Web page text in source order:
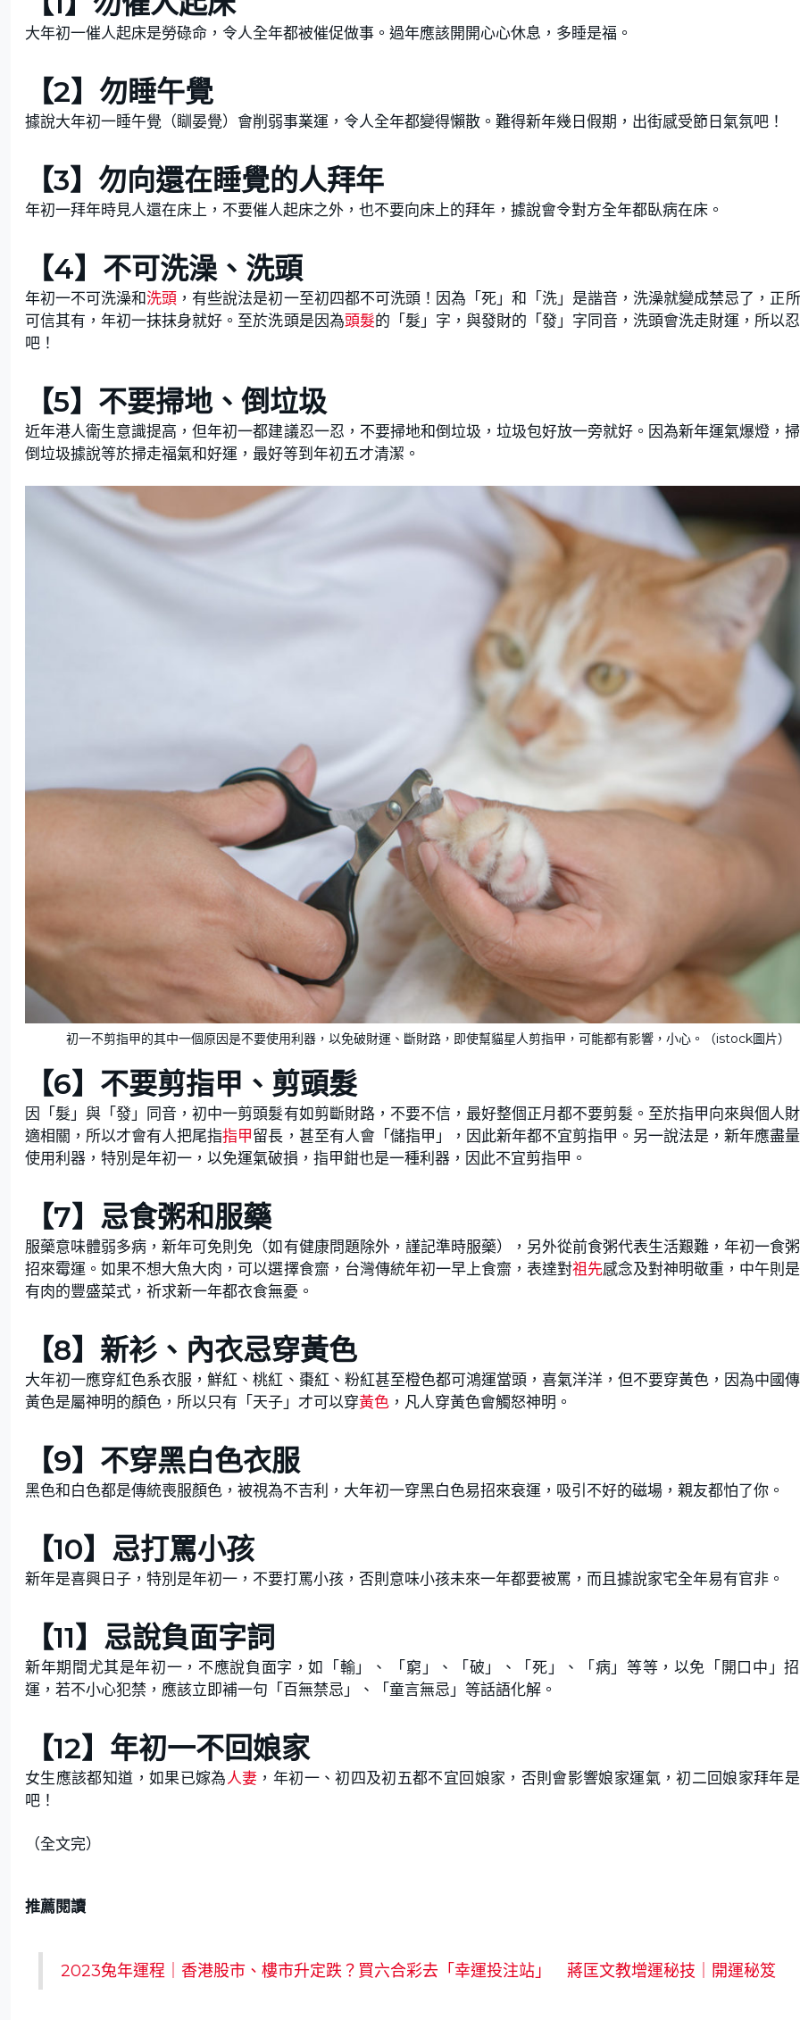
大年初一催人起床是勞碌命，令人全年都被催促做事。過年應該開開心心休息，多睡是福。
【2】勿睡午覺
據說大年初一睡午覺（瞓晏覺）會削弱事業運，令人全年都變得懶散。難得新年幾日假期，出街感受節日氣氛吧！
【3】勿向還在睡覺的人拜年
年初一拜年時見人還在床上，不要催人起床之外，也不要向床上的拜年，據說會令對方全年都臥病在床。
【4】不可洗澡、洗頭
年初一不可洗澡和洗頭 ，有些說法是初一至初四都不可洗頭！因為「死」和「洗」是諧音，洗澡就變成禁忌了，正
可信其有，年初一抹抹身就好。至於洗頭是因為頭髮的「髮」字，與發財的「發」字同音，洗頭會洗走財運，所以
吧！
【5】不要掃地、倒垃圾
近年港人衞生意識提高，但年初一都建議忍一忍，不要掃地和倒垃圾，垃圾包好放一旁就好。因為新年運氣爆燈，
倒垃圾據說等於掃走福氣和好運，最好等到年初五才清潔。
初一不剪指甲的其中一個原因是不要使用利器，以免破財運、斷財路，即使幫貓星人剪指甲，可能都有影響，小心。（istock圖片）
【6】不要剪指甲、剪頭髮
因「髮」與「發」同音，初中一剪頭髮有如剪斷財路，不要不信，最好整個正月都不要剪髮。至於指甲向來與個人
適相關，所以才會有人把尾指指甲留長，甚至有人會「儲指甲」，因此新年都不宜剪指甲。另一說法是，新年應盡
使用利器，特別是年初一，以免運氣破損，指甲鉗也是一種利器，因此不宜剪指甲。
【7】忌食粥和服藥
服藥意味體弱多病，新年可免則免（如有健康問題除外，謹記準時服藥），另外從前食粥代表生活艱難，年初一食
招來霉運。如果不想大魚大肉，可以選擇食齋，台灣傳統年初一早上食齋，表達對祖先感念及對神明敬重，中午則
有肉的豐盛菜式，祈求新一年都衣食無憂。
【8】新衫、內衣忌穿黃色
大年初一應穿紅色系衣服，鮮紅、桃紅、棗紅、粉紅甚至橙色都可鴻運當頭，喜氣洋洋，但不要穿黃色，因為中國
黃色是屬神明的顏色，所以只有「天子」才可以穿黃色 ，凡人穿黃色會觸怒神明。
【9】不穿黑白色衣服
黑色和白色都是傳統喪服顏色，被視為不吉利，大年初一穿黑白色易招來衰運，吸引不好的磁場，親友都怕了你。
【10】忌打罵小孩
新年是喜興日子，特別是年初一，不要打罵小孩，否則意味小孩未來一年都要被罵，而且據說家宅全年易有官非。
【11】忌說負面字詞
新年期間尤其是年初一，不應說負面字，如「輸」、 「窮」、「破」、「死」、「病」等等，以免「開口中」
運，若不小心犯禁，應該立即補一句「百無禁忌」、「童言無忌」等話語化解。
【12】年初一不回娘家
女生應該都知道，如果已嫁為人妻 ，年初一、初四及初五都不宜回娘家，否則會影響娘家運氣，初二回娘家拜年
吧！
（全文完）
推薦閱讀
2023兔年運程｜香港股市、樓市升定跌？買六合彩去「幸運投注站」 蔣匡文教增運秘技｜開運秘笈